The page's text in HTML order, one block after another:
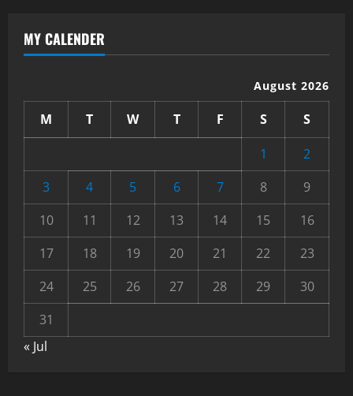
MY CALENDER
August 2026
M T W T F S
S
1
2
3
4 5 6 7 8
9
10
11 12 13 14 15
16
17
18 19 20 21 22
23
24
25 26 27 28 29
30
31
« Jul